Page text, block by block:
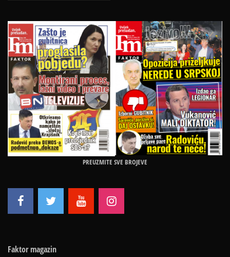
PREUZMITE SVE BROJEVE
Faktor magazin